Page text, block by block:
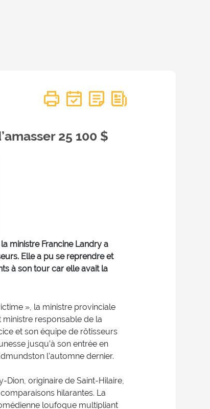
25 100 $
ministre Francine Landry a
Elle a pu se reprendre et
à son tour car elle avait la
», la ministre provinciale
ministre responsable de la
et son équipe de rôtisseurs
jusqu’à son entrée en
l’automne dernier.
Dion, originaire de Saint-Hilaire,
hilarantes. La
loufoque multipliant